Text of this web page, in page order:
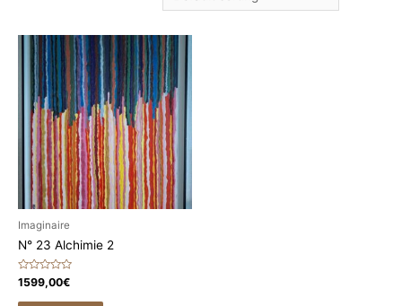
Imaginaire
N° 23 Alchimie 2
Rated
0
out
1599,00€